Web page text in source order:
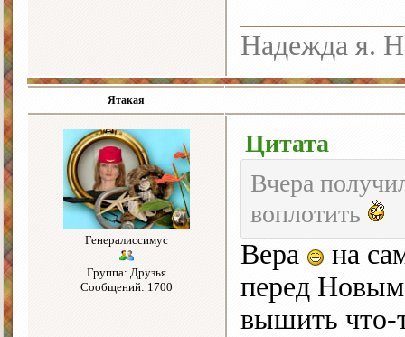
Надежда я.
Ятакая
Генералиссимус
Группа: Друзья
Сообщений: 1700
Цитата
Вчера
воплотить
Вера
на
перед Новым
вышить что-